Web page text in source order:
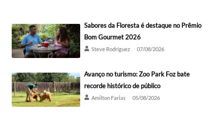
Sabores da Floresta é destaque no Prêmio
Bom Gourmet 2026
Steve Rodríguez 07/08/2026
Avanço no turismo: Zoo Park Foz bate
recorde histórico de público
Amilton Farias 05/08/2026